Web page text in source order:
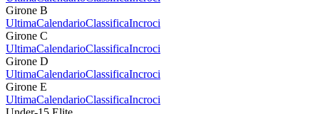
Girone B
UltimaCalendarioClassificaIncroci
Girone C
UltimaCalendarioClassificaIncroci
Girone D
UltimaCalendarioClassificaIncroci
Girone E
UltimaCalendarioClassificaIncroci